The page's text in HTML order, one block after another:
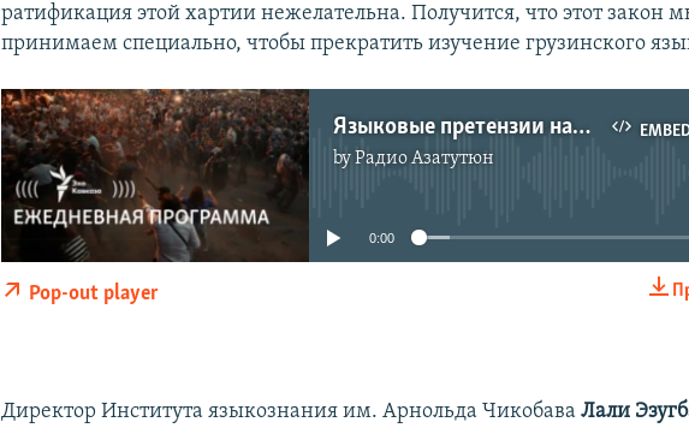
ратификация этой хартии нежелательна. Получится, что этот закон
принимаем специально, чтобы прекратить изучение грузинского
Языковые претензии нацменьшинств
byРадио Азатутюн
No media source currently available
0:00
Pop-out player
Директор Института языкознания им. Арнольда ЧикобаваЛали